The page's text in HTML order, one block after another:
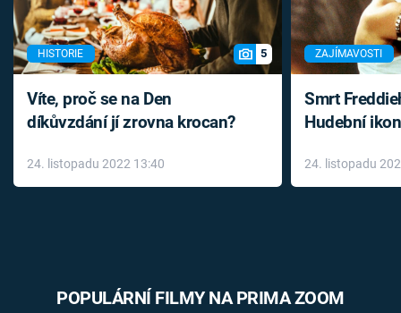
HISTORIE 5
Víte, proč se na Den
díkůvzdání jí zrovna krocan?
24. listopadu 2022 13:40
ZAJÍMAVOSTI
Smrt
Hudební
léky
24. listopadu
POPULÁRNÍ FILMY NA PRIMA ZOOM